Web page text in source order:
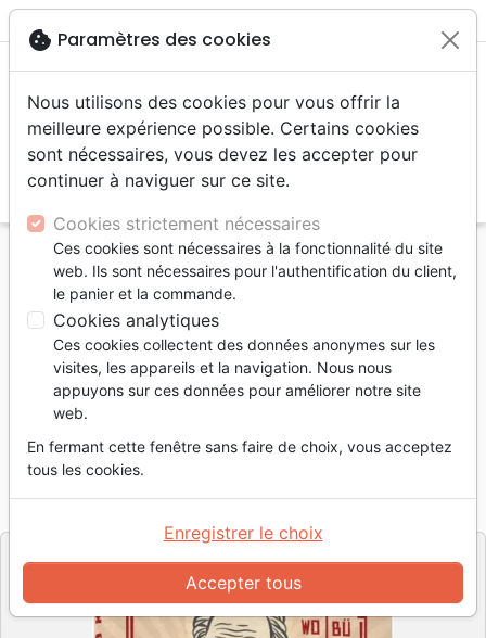
menu
Accueil Livres
Témoignages, biographies
Siegfried Koll - Der verfolgte, aber nicht verlassene
Deutsch-Chinese
Siegfried Koll
Der verfolgte, aber nicht verlassene
Deutsch-Chinese
Auteur :Wolfgang Bühne
cookie Paramètres des cookies
Nous utilisons des cookies pour vous offrir la
meilleure expérience possible. Certains cookies
sont nécessaires, vous devez les accepter pour
continuer à naviguer sur ce site.
Cookies strictement nécessaires
Ces cookies sont nécessaires à la fonctionnalité du site
web. Ils sont nécessaires pour l'authentification du client,
le panier et la commande.
Cookies analytiques
Ces cookies collectent des données anonymes sur les
visites, les appareils et la navigation. Nous nous
appuyons sur ces données pour améliorer notre site
web.
En fermant cette fenêtre sans faire de choix, vous acceptez
tous les cookies.
Accepter tous
Enregistrer le choix